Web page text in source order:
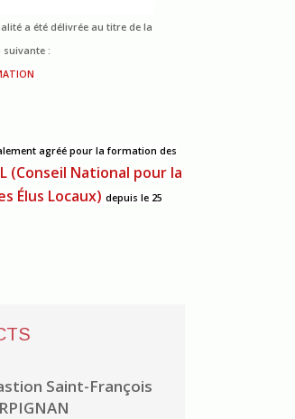
a été délivrée au titre de la
:
agréé pour la formation des
(Conseil National pour la
Élus Locaux) depuis le 25
Saint-François